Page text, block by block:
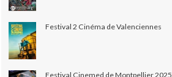
Festival 2 Cinéma de Valenciennes
Festival Cinemed de Montpellier 2025